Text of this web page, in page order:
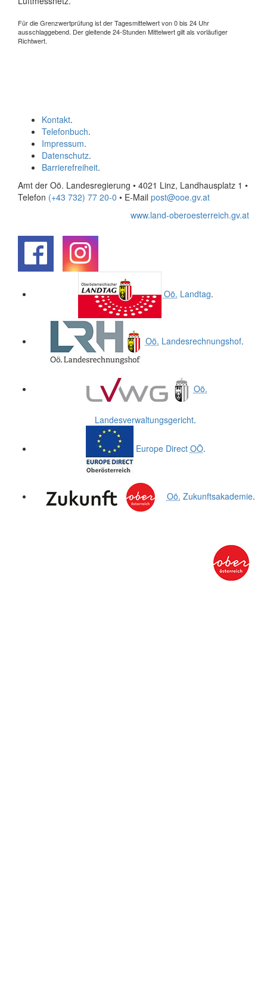
Für die Grenzwertprüfung ist der Tagesmittelwert von 0 bis 24 Uhr
ausschlaggebend. Der gleitende 24-Stunden Mittelwert gilt als vorläufiger
Richtwert.
Kontakt.
Telefonbuch.
Impressum.
Datenschutz.
Barrierefreiheit.
Amt der Oö. Landesregierung • 4021 Linz, Landhausplatz 1 •
Telefon (+43 732) 77 20-0 • E-Mail post@ooe.gv.at
www.land-oberoesterreich.gv.at
Oö. Landtag.
Oö. Landesrechnungshof.
Oö.
Landesverwaltungsgericht.
Europe Direct OÖ.
Oö. Zukunftsakademie.